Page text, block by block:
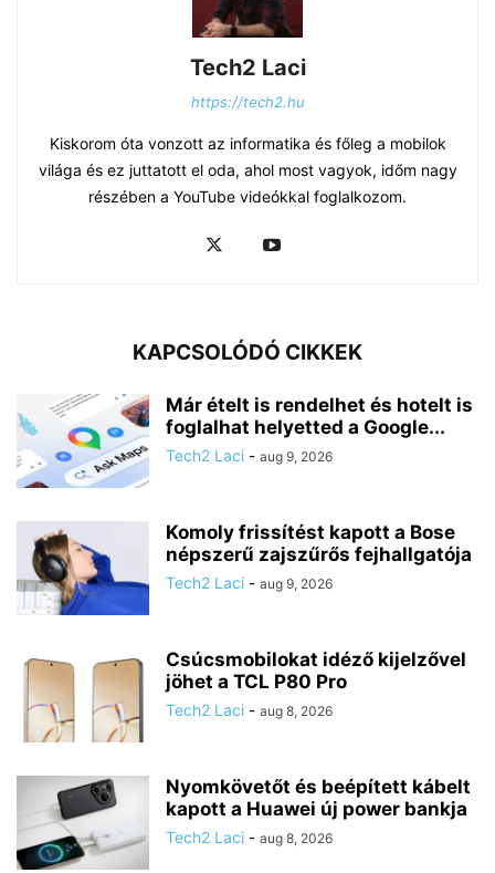
Tech2 Laci
https://tech2.hu
Kiskorom óta vonzott az informatika és főleg a mobilok
világa és ez juttatott el oda, ahol most vagyok, időm nagy
részében a YouTube videókkal foglalkozom.
KAPCSOLÓDÓ CIKKEK
Már ételt is rendelhet és hotelt is
foglalhat helyetted a Google...
Tech2 Laci - aug 9, 2026
Komoly frissítést kapott a Bose
népszerű zajszűrős fejhallgatója
Tech2 Laci - aug 9, 2026
Csúcsmobilokat idéző kijelzővel
jöhet a TCL P80 Pro
Tech2 Laci - aug 8, 2026
Nyomkövetőt és beépített kábelt
kapott a Huawei új power bankja
Tech2 Laci - aug 8, 2026